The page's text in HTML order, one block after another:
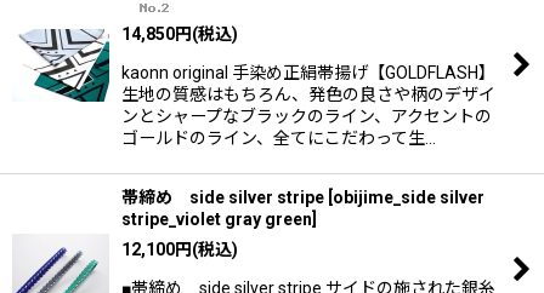
14,850円(税込)
kaonn original 手染め正絹帯揚げ【GOLDFLASH】
生地の質感はもちろん、発色の良さや柄のデザイ
ンとシャープなブラックのライン、アクセントの
ゴールドのライン、全てにこだわって生…
帯締め side silver stripe obijime_side silver
stripe_violet gray green
12,100円(税込)
■帯締め side silver stripe サイドの施された銀糸